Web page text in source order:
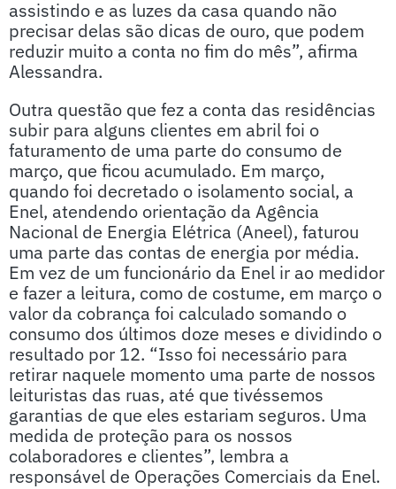
assistindo e as luzes da casa quando não
precisar delas são dicas de ouro, que podem
reduzir muito a conta no fim do mês”, afirma
Alessandra.
Outra questão que fez a conta das residências
subir para alguns clientes em abril foi o
faturamento de uma parte do consumo de
março, que ficou acumulado. Em março,
quando foi decretado o isolamento social, a
Enel, atendendo orientação da Agência
Nacional de Energia Elétrica (Aneel), faturou
uma parte das contas de energia por média.
Em vez de um funcionário da Enel ir ao medidor
e fazer a leitura, como de costume, em março o
valor da cobrança foi calculado somando o
consumo dos últimos doze meses e dividindo o
resultado por 12. “Isso foi necessário para
retirar naquele momento uma parte de nossos
leituristas das ruas, até que tivéssemos
garantias de que eles estariam seguros. Uma
medida de proteção para os nossos
colaboradores e clientes”, lembra a
responsável de Operações Comerciais da Enel.